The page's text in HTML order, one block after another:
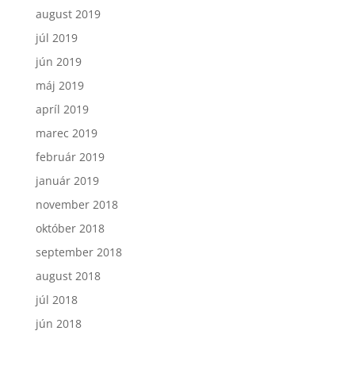
august 2019
júl 2019
jún 2019
máj 2019
apríl 2019
marec 2019
február 2019
január 2019
november 2018
október 2018
september 2018
august 2018
júl 2018
jún 2018